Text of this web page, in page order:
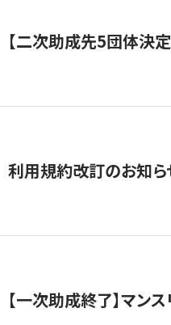
【二次助成先5団体決
利用規約改訂のお知ら
【一次助成終了】マン